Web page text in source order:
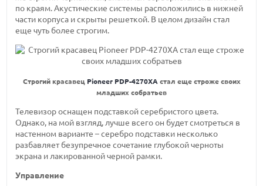
по краям. Акустические системы расположились в нижней
части корпуса и скрыты решеткой. В целом дизайн стал
еще чуть более строгим.
Строгий красавец Pioneer PDP-4270XA стал еще строже своих
младших собратьев
Телевизор оснащен подставкой серебристого цвета.
Однако, на мой взгляд, лучше всего он будет смотреться в
настенном варианте – серебро подставки несколько
разбавляет безупречное сочетание глубокой черноты
экрана и лакированной черной рамки.
Управление